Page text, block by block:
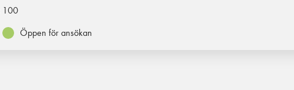
100
Öppen för ansökan